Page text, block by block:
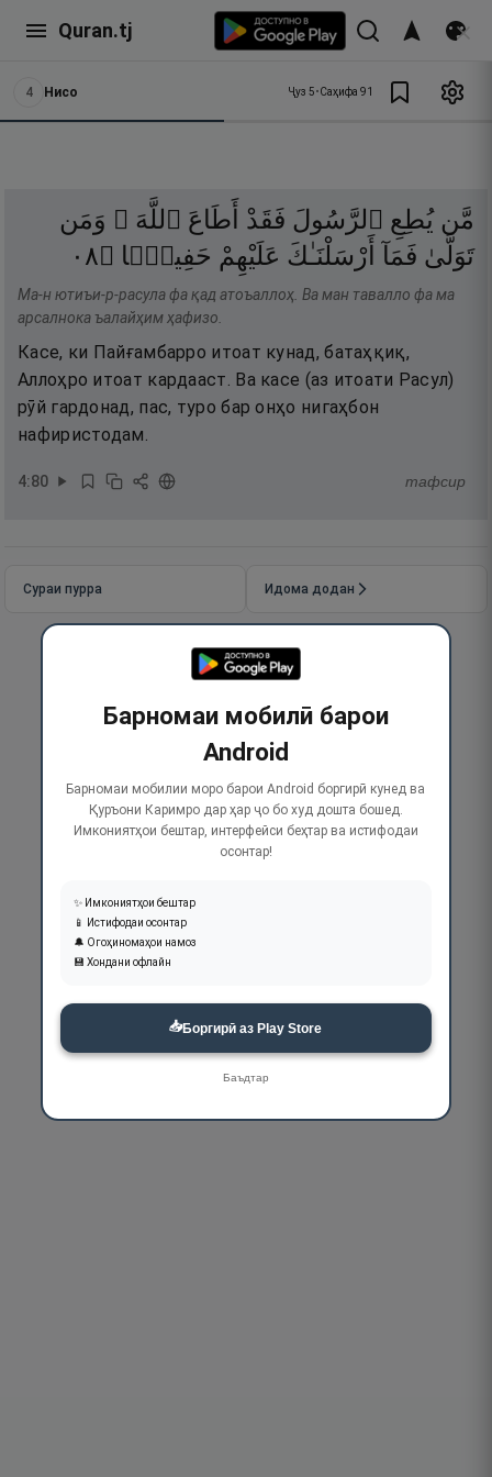
Quran.tj
4 Нисо Ҷуз 5•Саҳифа 91
مَّن يُطِعِ ٱلرَّسُولَ فَقَدْ أَطَاعَ ٱللَّهَ ۖ وَمَن
تَوَلَّىٰ فَمَآ أَرْسَلْنَـٰكَ عَلَيْهِمْ حَفِيظًۭا ۝٨٠
Ма-н ютиъи-р-расула фа қад атоъаллоҳ. Ва ман тавалло фа ма
арсалнока ъалайҳим ҳафизо.
Касе, ки Пайғамбарро итоат кунад, батаҳқиқ,
Аллоҳро итоат кардааст. Ва касе (аз итоати Расул)
рӯй гардонад, пас, туро бар онҳо нигаҳбон
нафиристодам.
4:80 тафсир
Сураи пурра Идома додан
Барномаи мобилӣ барои
Android
Барномаи мобилии моро барои Android боргирӣ кунед ва
Қуръони Каримро дар ҳар ҷо бо худ дошта бошед.
Имкониятҳои бештар, интерфейси беҳтар ва истифодаи
осонтар!
✨ Имкониятҳои бештар
📱 Истифодаи осонтар
🔔 Огоҳиномаҳои намоз
💾 Хондани офлайн
📥Боргирӣ аз Play Store
Баъдтар